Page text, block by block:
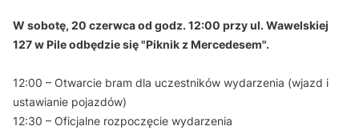
W sobotę, 20 czerwca od godz. 12:00 przy ul. Wawelskiej
127 w Pile odbędzie się "Piknik z Mercedesem".
12:00 – Otwarcie bram dla uczestników wydarzenia (wjazd i
ustawianie pojazdów)
12:30 – Oficjalne rozpoczęcie wydarzenia